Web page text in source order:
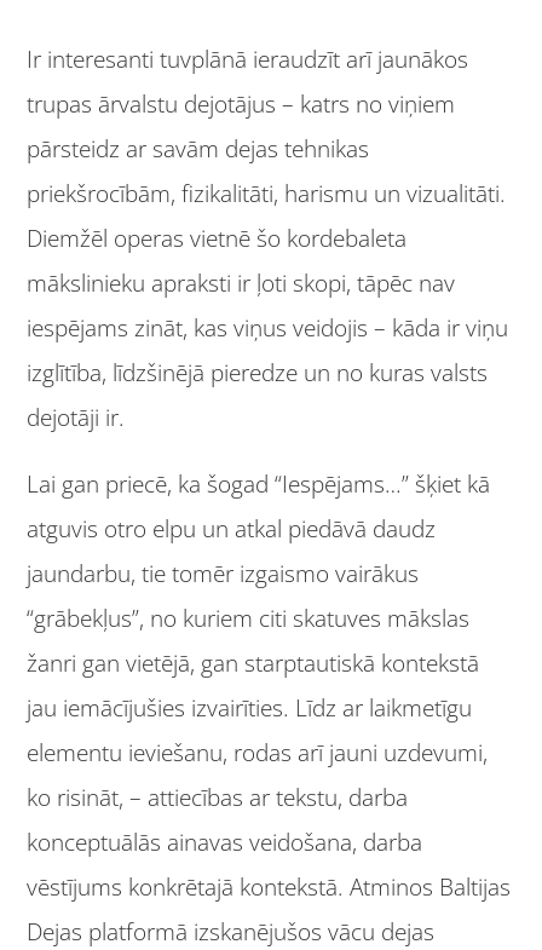
Ir interesanti tuvplānā ieraudzīt arī jaunākos
trupas ārvalstu dejotājus – katrs no viņiem
pārsteidz ar savām dejas tehnikas
priekšrocībām, fizikalitāti, harismu un vizualitāti.
Diemžēl operas vietnē šo kordebaleta
mākslinieku apraksti ir ļoti skopi, tāpēc nav
iespējams zināt, kas viņus veidojis – kāda ir viņu
izglītība, līdzšinējā pieredze un no kuras valsts
dejotāji ir.
Lai gan priecē, ka šogad “Iespējams…” šķiet kā
atguvis otro elpu un atkal piedāvā daudz
jaundarbu, tie tomēr izgaismo vairākus
“grābekļus”, no kuriem citi skatuves mākslas
žanri gan vietējā, gan starptautiskā kontekstā
jau iemācījušies izvairīties. Līdz ar laikmetīgu
elementu ieviešanu, rodas arī jauni uzdevumi,
ko risināt, – attiecības ar tekstu, darba
konceptuālās ainavas veidošana, darba
vēstījums konkrētajā kontekstā. Atminos Baltijas
Dejas platformā izskanējušos vācu dejas